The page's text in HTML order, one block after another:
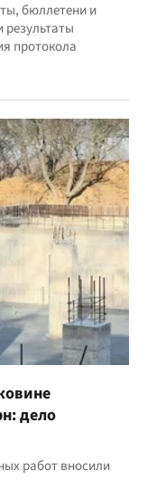
бюллетени и
протокола
дело
работ вносили